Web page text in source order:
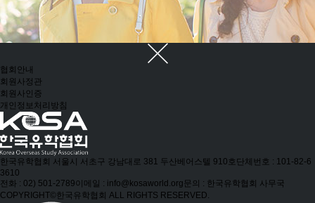
협회안내
회원사정관
회원사인증
개인정보처리방침
한국유학협회 서울시 서초구 강남대로 381 두산베어스텔 910호 단체번호 : 101-82-6
3610
전화 : 02) 501-2789이메일 : info@kosaworld.org문의 : 한국유학협회 사무국
COPYRIGHT©한국유학협회 ALL RIGHTS RESERVED.